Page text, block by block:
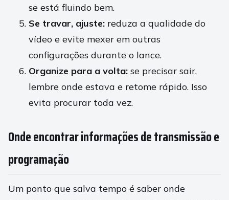
se está fluindo bem.
Se travar, ajuste: reduza a qualidade do
vídeo e evite mexer em outras
configurações durante o lance.
Organize para a volta: se precisar sair,
lembre onde estava e retome rápido. Isso
evita procurar toda vez.
Onde encontrar informações de transmissão e
programação
Um ponto que salva tempo é saber onde